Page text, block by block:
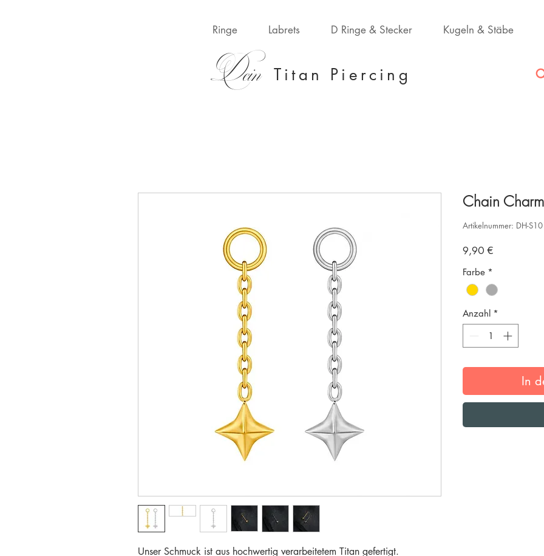
Ringe Labrets D Ringe & Stecker Kugeln & Stäbe
Titan Piercing
Dein
Unser Schmuck ist aus hochwertig verarbeitetem Titan gefertigt.
Chain
Artikelnummer: DH-
9,90 €
Farbe *
Anzahl *
In